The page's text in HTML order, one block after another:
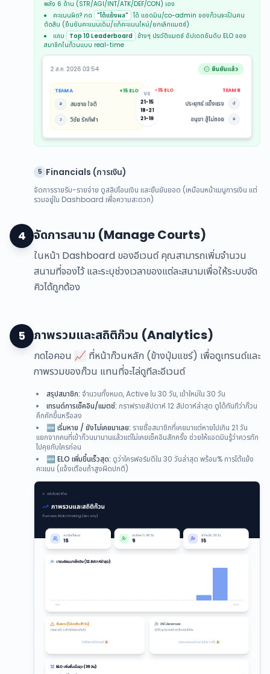
พลัง 6 ด้าน (STR/AGI/INT/ATK/DEF/CON) เอง
คะแนนผิด? กด "โต้แย้งผล" ได้ แอดมิน/co-admin ของก๊วนจะเป็นคน
ตัดสิน (ยืนยันคะแนนเดิม/แก้คะแนนใหม่/ยกเลิกแมตช์)
แถบ
Top 10 Leaderboard ข้างๆ ประวัติแมตช์ อัปเดตอันดับ ELO ของ
สมาชิกในก๊วนแบบ real-time
5 Financials (การเงิน)
จัดการรายรับ-รายจ่าย ดูสลิปโอนเงิน และยืนยันยอด (เหมือนหน้าเมนูการเงิน แต่
รวมอยู่ใน Dashboard เพื่อความสะดวก)
4 จัดการสนาม (Manage Courts)
ในหน้า Dashboard ของอีเวนต์ คุณสามารถเพิ่มจำนวน
สนามที่จองไว้ และระบุช่วงเวลาของแต่ละสนามเพื่อให้ระบบจัด
คิวได้ถูกต้อง
5 ภาพรวมและสถิติก๊วน (Analytics)
กดไอคอน 📈 ที่หน้าก๊วนหลัก (ข้างปุ่มแชร์) เพื่อดูเทรนด์และ
ภาพรวมของก๊วน แทนที่จะไล่ดูทีละอีเวนต์
สรุปสมาชิก: จำนวนทั้งหมด, Active ใน 30 วัน, เข้าใหม่ใน 30 วัน
เทรนด์การเช็คอิน/แมตช์: กราฟรายสัปดาห์ 12 สัปดาห์ล่าสุด ดูได้ทันทีว่าก๊วน
คึกคักขึ้นหรือลง
🆕 เริ่มหาย / ยังไม่เคยมาเลย: รายชื่อสมาชิกที่เคยมาแต่หายไปเกิน 21 วัน
แยกจากคนที่เข้าก๊วนมานานแล้วแต่ไม่เคยเช็คอินสักครั้ง ช่วยให้แอดมินรู้ว่าควรทัก
ไปคุยกับใครก่อน
🆕 ELO เพิ่มขึ้นเร็วสุด: ดูว่าใครฟอร์มดีใน 30 วันล่าสุด พร้อม% การโต้แย้ง
คะแนน (แจ้งเตือนถ้าสูงผิดปกติ)